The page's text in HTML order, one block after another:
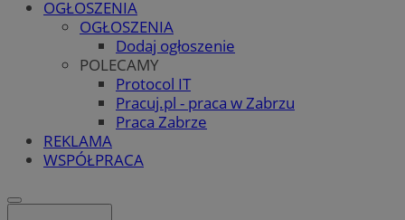
OGŁOSZENIA
OGŁOSZENIA
Dodaj ogłoszenie
POLECAMY
Protocol IT
Pracuj.pl - praca w Zabrzu
Praca Zabrze
REKLAMA
WSPÓŁPRACA